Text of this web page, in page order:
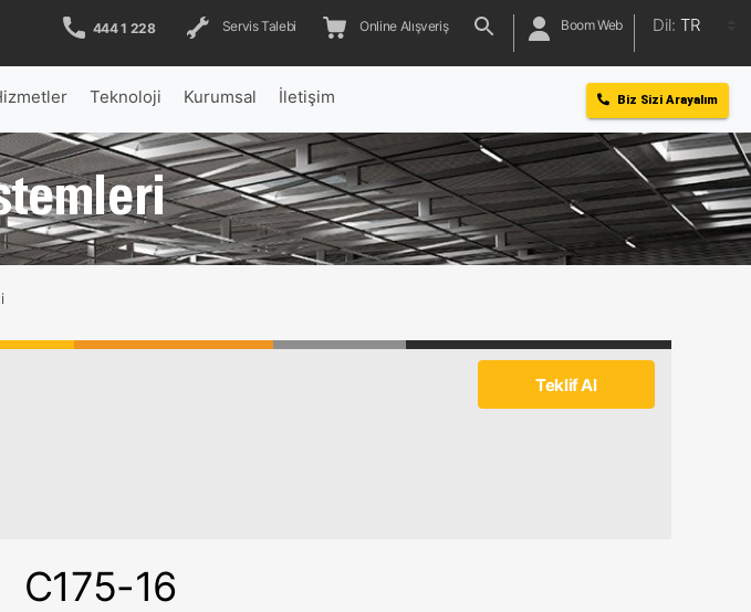
444 1 228 Servis Talebi Online Alışveriş Boom Web Dil: TR
Teknoloji Kurumsal İletişim Biz Sizi Arayalım
Teklif Al
C175-16